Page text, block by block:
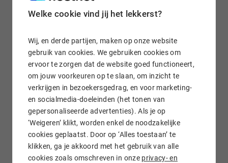
Welke cookie vind jij het lekkerst?
Wij, en derde partijen, maken op onze website
gebruik van cookies. We gebruiken cookies om
ervoor te zorgen dat de website goed functioneert,
om jouw voorkeuren op te slaan, om inzicht te
verkrijgen in bezoekersgedrag, en voor marketing-
en socialmedia-doeleinden (het tonen van
gepersonaliseerde advertenties). Als je op
‘Weigeren’ klikt, worden enkel de noodzakelijke
cookies geplaatst. Door op ‘Alles toestaan’ te
klikken, ga je akkoord met het gebruik van alle
cookies zoals omschreven in onze privacy- en
Gratis domein doorsturen
Stuur je domeinnaam kosteloos door naar een site of je
socialmedia-profiel. Het is in enkele klikken geregeld.
Gratis e-mail doorsturen
Wij staan voor je klaar!